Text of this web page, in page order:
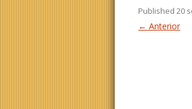
Published20
← Anterior